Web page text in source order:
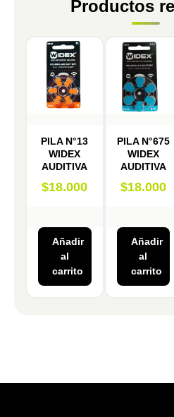
Productos
PILA N°13
WIDEX
AUDITIVA
$18.000
Añadir
al
carrito
PILA N°675
WIDEX
AUDITIVA
$18.000
Añadir
al
carrito